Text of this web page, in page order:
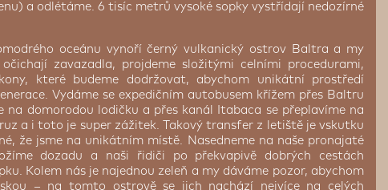
a odlétáme. 6 tisíc metrů vysoké sopky vystřídají nedozírné
oceánu vynoří černý vulkanický ostrov Baltra a my
zavazadla, projdeme složitými celními procedurami,
které budeme dodržovat, abychom unikátní prostředí
Vydáme se expedičním autobusem křížem přes Baltru
na domorodou lodičku a přes kanál Itabaca se přeplavíme na
a i toto je super zážitek. Takový transfer z letiště je vskutku
že jsme na unikátním místě. Nasedneme na naše pronajaté
dozadu a naši řidiči po překvapivě dobrých cestách
Kolem nás je najednou zeleň a my dáváme pozor, abychom
– na tomto ostrově se jich nachází nejvíce na celých